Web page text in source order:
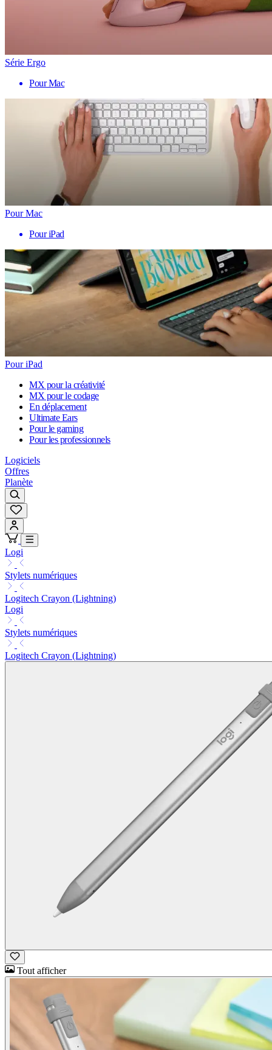
Série Ergo
Pour Mac
Pour Mac
Pour iPad
Pour iPad
MX pour la créativité
MX pour le codage
En déplacement
Ultimate Ears
Pour le gaming
Pour les professionnels
Logiciels
Offres
Planète
Logi
Stylets numériques
Logitech Crayon (Lightning)
Logi
Stylets numériques
Logitech Crayon (Lightning)
Tout afficher